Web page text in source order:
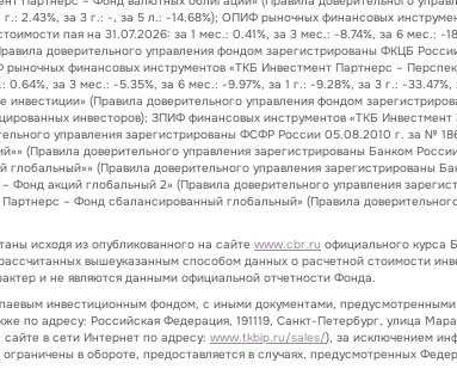
2.43%, за 3 г.: -, за 5 л.: -14.68%); ОПИФ рыночных финансовых
пая на 31.07.2026: за 1 мес.: 0.41%, за 3 мес.: -8.74%, за 6 мес.: -
доверительного управления фондом зарегистрированы ФКЦБ
финансовых инструментов «ТКБ Инвестмент Партнерс –
за 3 мес.: -5.35%, за 6 мес.: -9.97%, за 1 г.: -9.28%, за 3 г.: -
(Правила доверительного управления фондом
инвесторов); ЗПИФ финансовых инструментов «ТКБ
управления зарегистрированы ФСФР России 05.08.2010 г. за №
(Правила доверительного управления зарегистрированы Банком
(Правила доверительного управления
акций глобальный 2» (Правила доверительного управления
– Фонд сбалансированный глобальный» (Правила
исходя из опубликованного на сайте www.cbr.ru официального курса
вышеуказанным способом данных о расчетной стоимости
и не являются данными официальной отчетности Фонда.
инвестиционным фондом, с иными документами,
по адресу: Российская Федерация, 191119, Санкт-Петербург, улица
в сети Интернет по адресу: www.tkbip.ru/sales/), за исключением
в обороте, предоставляется в случаях, предусмотренных